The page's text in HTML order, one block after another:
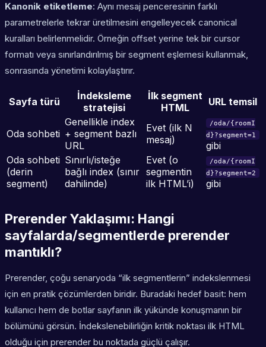
Kanonik etiketleme: Aynı mesaj penceresinin farklı
parametrelerle tekrar üretilmesini engelleyecek canonical
kuralları belirlenmelidir. Örneğin offset yerine tek bir cursor
formatı veya sınırlandırılmış bir segment eşlemesi kullanmak,
sonrasında yönetimi kolaylaştırır.
Sayfa türü
İndeksleme
stratejisi
İlk segment
HTML
URL temsil
Oda sohbeti
Genellikle index
+ segment bazlı
URL
Evet (ilk N
mesaj)
/oda/{roomI
d}?segment=1
gibi
Oda sohbeti
(derin
segment)
Sınırlı/isteğe
bağlı index (sınır
dahilinde)
Evet (o
segmentin
ilk HTML’i)
/oda/{roomI
d}?segment=2
gibi
Prerender Yaklaşımı: Hangi
sayfalarda/segmentlerde prerender
mantıklı?
Prerender, çoğu senaryoda “ilk segmentlerin” indekslenmesi
için en pratik çözümlerden biridir. Buradaki hedef basit: hem
kullanıcı hem de botlar sayfanın ilk yükünde konuşmanın bir
bölümünü görsün. İndekslenebilirliğin kritik noktası ilk HTML
olduğu için prerender bu noktada güçlü çalışır.